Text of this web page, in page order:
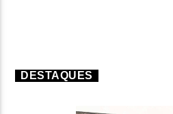
DESTAQUES